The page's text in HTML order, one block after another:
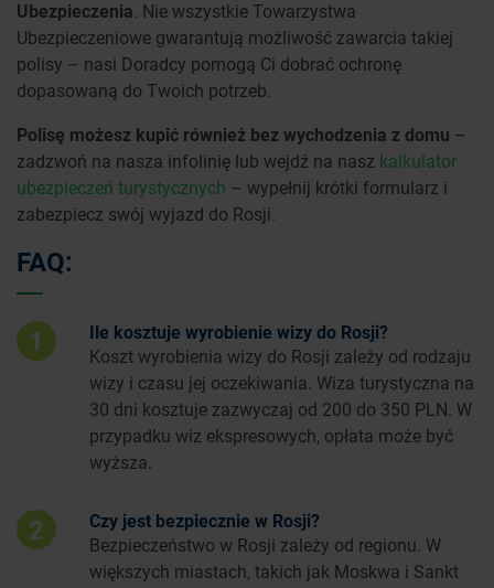
Ubezpieczenia. Nie wszystkie Towarzystwa
Ubezpieczeniowe gwarantują możliwość zawarcia takiej
polisy – nasi Doradcy pomogą Ci dobrać ochronę
dopasowaną do Twoich potrzeb.
Polisę możesz kupić również bez wychodzenia z domu –
zadzwoń na nasza infolinię lub wejdź na nasz kalkulator
ubezpieczeń turystycznych – wypełnij krótki formularz i
zabezpiecz swój wyjazd do Rosji.
FAQ:
1
Ile kosztuje wyrobienie wizy do Rosji?
Koszt wyrobienia wizy do Rosji zależy od rodzaju
wizy i czasu jej oczekiwania. Wiza turystyczna na
30 dni kosztuje zazwyczaj od 200 do 350 PLN. W
przypadku wiz ekspresowych, opłata może być
wyższa.
2
Czy jest bezpiecznie w Rosji?
Bezpieczeństwo w Rosji zależy od regionu. W
większych miastach, takich jak Moskwa i Sankt